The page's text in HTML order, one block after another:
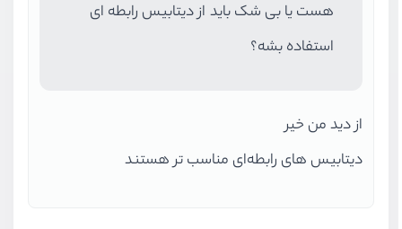
هست یا بی شک باید از دیتابیس رابطه ای
استفاده بشه؟
از دید من خیر
دیتابیس های رابطه‌ای مناسب تر هستند